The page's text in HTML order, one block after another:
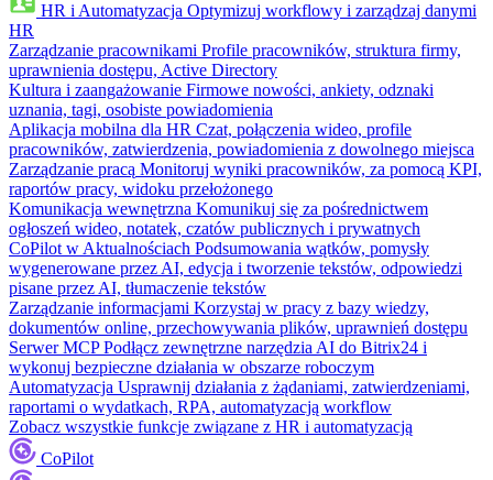
HR i Automatyzacja Optymizuj workflowy i zarządzaj danymi
HR
Zarządzanie pracownikami Profile pracowników, struktura firmy,
uprawnienia dostępu, Active Directory
Kultura i zaangażowanie Firmowe nowości, ankiety, odznaki
uznania, tagi, osobiste powiadomienia
Aplikacja mobilna dla HR Czat, połączenia wideo, profile
pracowników, zatwierdzenia, powiadomienia z dowolnego miejsca
Zarządzanie pracą Monitoruj wyniki pracowników, za pomocą KPI,
raportów pracy, widoku przełożonego
Komunikacja wewnętrzna Komunikuj się za pośrednictwem
ogłoszeń wideo, notatek, czatów publicznych i prywatnych
CoPilot w Aktualnościach Podsumowania wątków, pomysły
wygenerowane przez AI, edycja i tworzenie tekstów, odpowiedzi
pisane przez AI, tłumaczenie tekstów
Zarządzanie informacjami Korzystaj w pracy z bazy wiedzy,
dokumentów online, przechowywania plików, uprawnień dostępu
Serwer MCP Podłącz zewnętrzne narzędzia AI do Bitrix24 i
wykonuj bezpieczne działania w obszarze roboczym
Automatyzacja Usprawnij działania z żądaniami, zatwierdzeniami,
raportami o wydatkach, RPA, automatyzacją workflow
Zobacz wszystkie funkcje związane z HR i automatyzacją
CoPilot